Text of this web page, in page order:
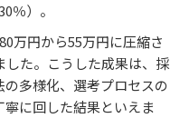
％）。
万円から55万円に圧縮さ
た。こうした成果は、採
多様化、選考プロセスの
に回した結果といえま